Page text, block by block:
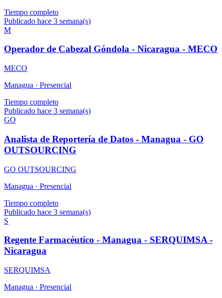
Tiempo completo
Publicado hace 3 semana(s)
M
Operador de Cabezal Góndola - Nicaragua - MECO
MECO
Managua · Presencial
Tiempo completo
Publicado hace 3 semana(s)
GO
Analista de Reportería de Datos - Managua - GO
OUTSOURCING
GO OUTSOURCING
Managua · Presencial
Tiempo completo
Publicado hace 3 semana(s)
S
Regente Farmacéutico - Managua - SERQUIMSA -
Nicaragua
SERQUIMSA
Managua · Presencial